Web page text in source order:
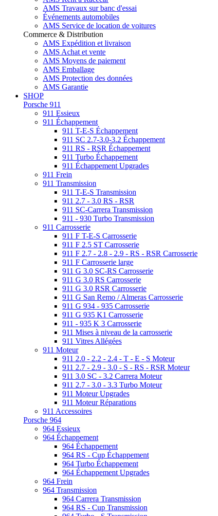
AMS Travaux sur banc d'essai
Événements automobiles
AMS Service de location de voitures
Commerce & Distribution
AMS Expédition et livraison
AMS Achat et vente
AMS Moyens de paiement
AMS Emballage
AMS Protection des données
AMS Garantie
SHOP
Porsche 911
911 Essieux
911 Échappement
911 T-E-S Échappement
911 SC 2.7-3.0-3.2 Échappement
911 RS - RSR Échappement
911 Turbo Échappement
911 Échappement Upgrades
911 Frein
911 Transmission
911 T-E-S Transmission
911 2.7 - 3.0 RS - RSR
911 SC-Carrera Transmission
911 - 930 Turbo Transmission
911 Carrosserie
911 F T-E-S Carrosserie
911 F 2.5 ST Carrosserie
911 F 2.7 - 2.8 - 2.9 - RS - RSR Carrosserie
911 F Carrosserie large
911 G 3.0 SC-RS Carrosserie
911 G 3.0 RS Carrosserie
911 G 3.0 RSR Carrosserie
911 G San Remo / Almeras Carrosserie
911 G 934 - 935 Carrosserie
911 G 935 K1 Carrosserie
911 - 935 K 3 Carrosserie
911 Mises à niveau de la carrosserie
911 Vitres Allégées
911 Moteur
911 2.0 - 2.2 - 2.4 - T - E - S Moteur
911 2.7 - 2.9 - 3.0 - S - RS - RSR Moteur
911 3.0 SC - 3.2 Carrera Moteur
911 2.7 - 3.0 - 3.3 Turbo Moteur
911 Moteur Upgrades
911 Moteur Réparations
911 Accessoires
Porsche 964
964 Essieux
964 Échappement
964 Échappement
964 RS - Cup Échappement
964 Turbo Échappement
964 Échappement Upgrades
964 Frein
964 Transmission
964 Carrera Transmission
964 RS - Cup Transmission